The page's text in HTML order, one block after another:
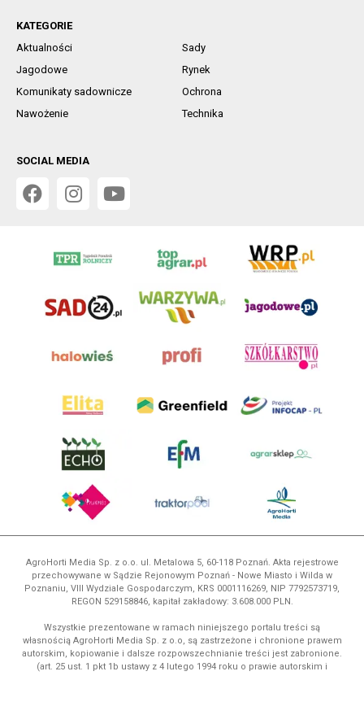
KATEGORIE
Aktualności
Sady
Jagodowe
Rynek
Komunikaty sadownicze
Ochrona
Nawożenie
Technika
SOCIAL MEDIA
AgroHorti Media Sp. z o.o. ul. Metalowa 5, 60-118 Poznań. Akta rejestrowe
przechowywane w Sądzie Rejonowym Poznań - Nowe Miasto i Wilda w
Poznaniu, VIII Wydziale Gospodarczym, KRS 0001116269, NIP 7792573719,
REGON 529158846, kapitał zakładowy: 3.608.000 PLN.
Wszystkie prezentowane w ramach niniejszego portalu treści są
własnością AgroHorti Media Sp. z o.o, są zastrzeżone i chronione prawem
autorskim, kopiowanie i dalsze rozpowszechnianie treści jest zabronione.
(art. 25 ust. 1 pkt 1b ustawy z 4 lutego 1994 roku o prawie autorskim i